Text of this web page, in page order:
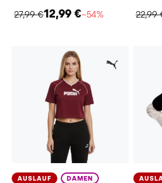
27,99 €12,99 €−54%
22,99
AUSLAUF DAMEN